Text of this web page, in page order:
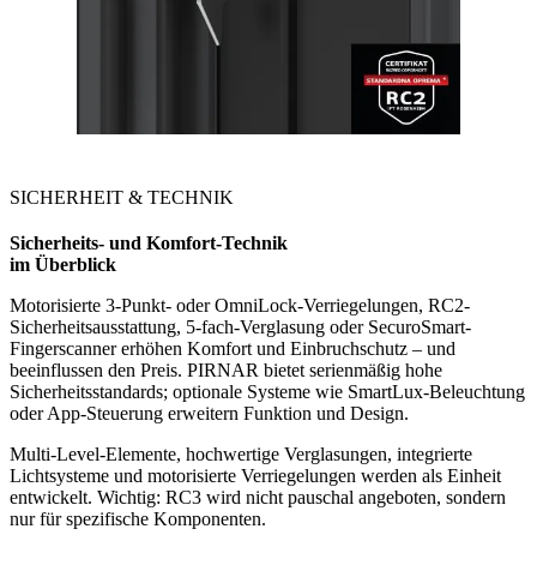
SICHERHEIT & TECHNIK
Sicherheits- und Komfort-Technik
im Überblick
Motorisierte 3-Punkt- oder OmniLock-Verriegelungen, RC2-
Sicherheitsausstattung, 5-fach-Verglasung oder SecuroSmart-
Fingerscanner erhöhen Komfort und Einbruchschutz – und
beeinflussen den Preis. PIRNAR bietet serienmäßig hohe
Sicherheitsstandards; optionale Systeme wie SmartLux-Beleuchtung
oder App-Steuerung erweitern Funktion und Design.
Multi-Level-Elemente, hochwertige Verglasungen, integrierte
Lichtsysteme und motorisierte Verriegelungen werden als Einheit
entwickelt. Wichtig: RC3 wird nicht pauschal angeboten, sondern
nur für spezifische Komponenten.